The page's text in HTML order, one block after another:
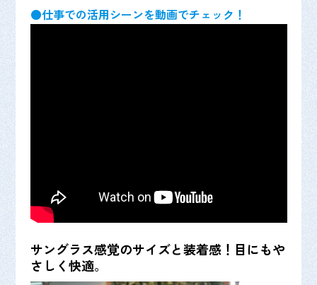
●仕事での活用シーンを動画でチェック！
サングラス感覚のサイズと装着感！目にもや
さしく快適。